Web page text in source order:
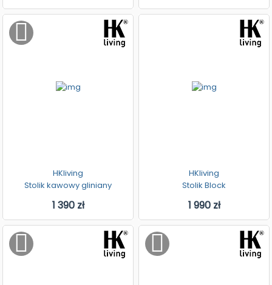
HKliving
Stolik kawowy gliniany
1 390 zł
HKliving
Stolik Block
1 990 zł